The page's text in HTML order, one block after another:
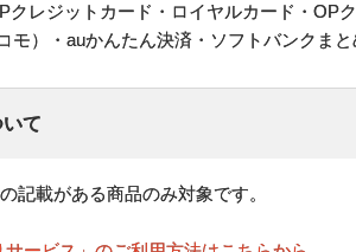
クレジットカード・ロイヤルカード・OP
モ）・auかんたん決済・ソフトバンクま
て
記載がある商品のみ対象です。